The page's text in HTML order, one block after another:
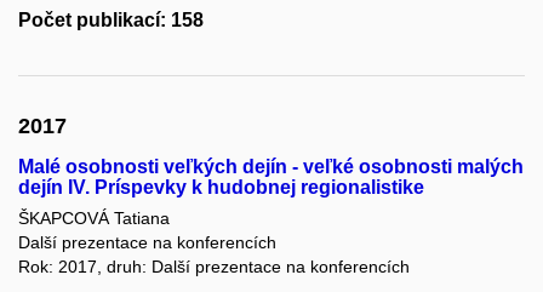
Počet publikací: 158
2017
Malé osobnosti veľkých dejín - veľké osobnosti malých
dejín IV. Príspevky k hudobnej regionalistike
ŠKAPCOVÁ Tatiana
Další prezentace na konferencích
Rok: 2017, druh: Další prezentace na konferencích